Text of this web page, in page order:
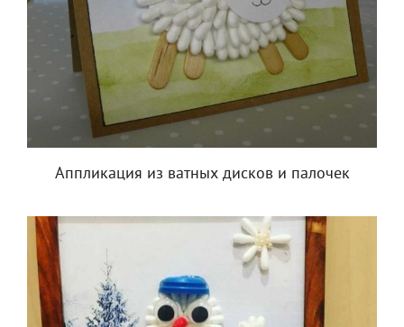
Аппликация из ватных дисков и палочек